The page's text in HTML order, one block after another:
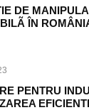
DE
ÎN
PENTRU